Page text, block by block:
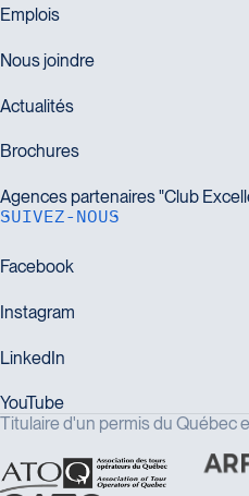
SUIVEZ-NOUS
Titulaire d'un permis du Québec